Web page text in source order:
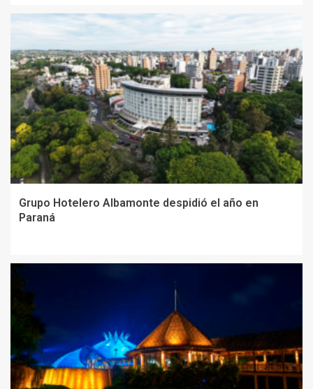
Grupo Hotelero Albamonte despidió el año en
Paraná